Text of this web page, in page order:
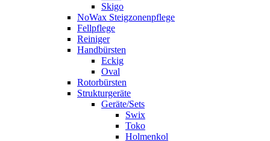
Skigo
NoWax Steigzonenpflege
Fellpflege
Reiniger
Handbürsten
Eckig
Oval
Rotorbürsten
Strukturgeräte
Geräte/Sets
Swix
Toko
Holmenkol